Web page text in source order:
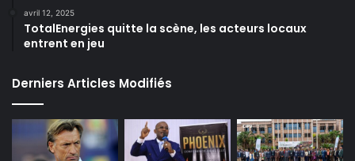
avril 12, 2025
TotalEnergies quitte la scène, les acteurs locaux
entrent en jeu
Derniers Articles Modifiés